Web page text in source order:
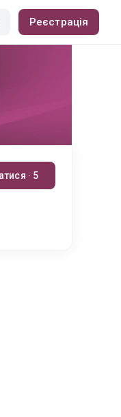
Реєстрація
Підписатися · 5